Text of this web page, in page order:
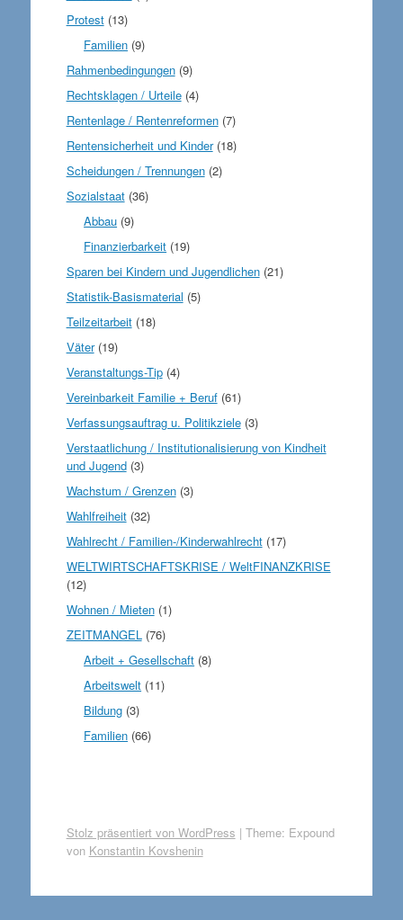
Protest(13)
Familien (9)
Rahmenbedingungen(9)
Rechtsklagen / Urteile(4)
Rentenlage / Rentenreformen(7)
Rentensicherheit und Kinder(18)
Scheidungen / Trennungen(2)
Sozialstaat(36)
Abbau (9)
Finanzierbarkeit (19)
Sparen bei Kindern und Jugendlichen(21)
Statistik-Basismaterial (5)
Teilzeitarbeit(18)
Väter(19)
Veranstaltungs-Tip(4)
Vereinbarkeit Familie + Beruf(61)
Verfassungsauftrag u. Politikziele(3)
Verstaatlichung / Institutionalisierung von Kindheit
und Jugend(3)
Wachstum / Grenzen(3)
Wahlfreiheit(32)
Wahlrecht / Familien-/Kinderwahlrecht(17)
WELTWIRTSCHAFTSKRISE / WeltFINANZKRISE
(12)
Wohnen / Mieten(1)
ZEITMANGEL(76)
Arbeit + Gesellschaft (8)
Arbeitswelt (11)
Bildung (3)
Familien (66)
Stolz präsentiert von WordPress | Theme: Expound
von Konstantin Kovshenin